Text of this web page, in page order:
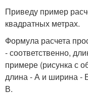
Приведу пример
квадратных метрах.
Формула расчета
- соответственно,
примере (рисунка с
длина - А и ширина -
В.